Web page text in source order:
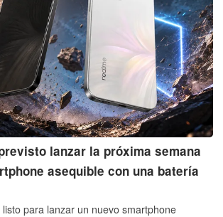
lanzar la próxima semana
asequible con una batería
para lanzar un nuevo smartphone